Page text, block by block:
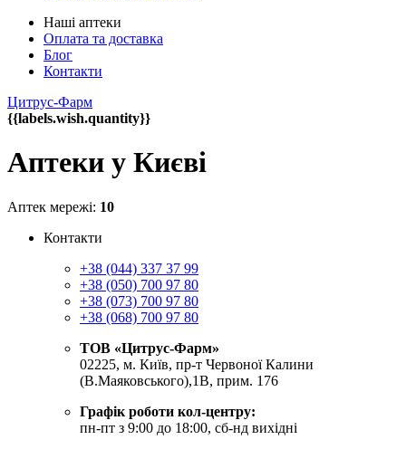
Наші аптеки
Оплата та доставка
Блог
Контакти
Цитрус-Фарм
{{labels.wish.quantity}}
Аптеки у Києві
Аптек мережі: 10
Контакти
+38 (044) 337 37 99
+38 (050) 700 97 80
+38 (073) 700 97 80
+38 (068) 700 97 80
ТОВ «Цитрус-Фарм»
02225, м. Київ, пр-т Червоної Калини
(В.Маяковського),1В, прим. 176
Графік роботи кол-центру:
пн-пт з 9:00 до 18:00, сб-нд вихідні